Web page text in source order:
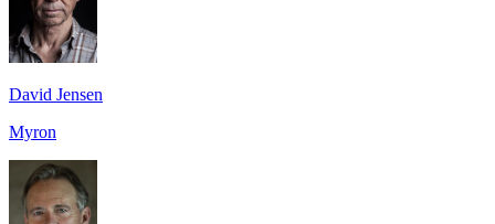
David Jensen
Myron